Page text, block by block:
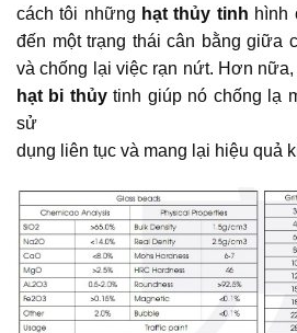
cách tôi những hạt thủy tinh hình
đến một trạng thái cân bằng giữa
và chống lại việc rạn nứt. Hơn
hạt bi thủytinh giúp nó chống lạ
sử
dụng liên tục và mang lại hiệu quả